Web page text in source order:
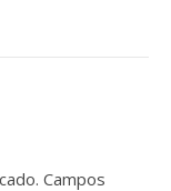
Campos